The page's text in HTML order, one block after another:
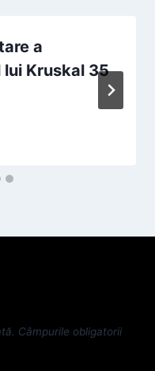
a
Kruskal 35
Câmpurile obligatorii